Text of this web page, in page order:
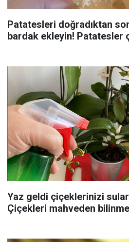
Patatesleri doğradıktan
bardak ekleyin! Patatesler
Yaz geldi çiçeklerinizi
Çiçekleri mahveden